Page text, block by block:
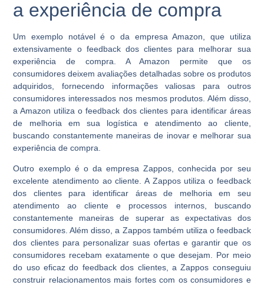
a experiência de compra
Um exemplo notável é o da empresa Amazon, que utiliza
extensivamente o feedback dos clientes para melhorar sua
experiência de compra. A Amazon permite que os
consumidores deixem avaliações detalhadas sobre os produtos
adquiridos, fornecendo informações valiosas para outros
consumidores interessados nos mesmos produtos. Além disso,
a Amazon utiliza o feedback dos clientes para identificar áreas
de melhoria em sua logística e atendimento ao cliente,
buscando constantemente maneiras de inovar e melhorar sua
experiência de compra.
Outro exemplo é o da empresa Zappos, conhecida por seu
excelente atendimento ao cliente. A Zappos utiliza o feedback
dos clientes para identificar áreas de melhoria em seu
atendimento ao cliente e processos internos, buscando
constantemente maneiras de superar as expectativas dos
consumidores. Além disso, a Zappos também utiliza o feedback
dos clientes para personalizar suas ofertas e garantir que os
consumidores recebam exatamente o que desejam. Por meio
do uso eficaz do feedback dos clientes, a Zappos conseguiu
construir relacionamentos mais fortes com os consumidores e